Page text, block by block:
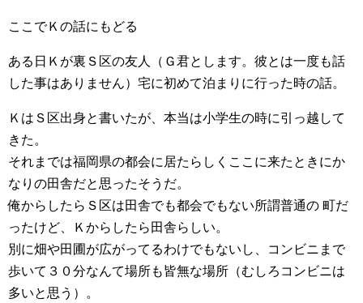
ここでＫの話にもどる
ある日Ｋが裏Ｓ区の友人（Ｇ君とします。彼とは一度も話
した事はありません）宅に初めて泊まりに行った時の話。
ＫはＳ区出身と書いたが、本当は小学生の時に引っ越して
きた。
それまでは福岡県の都会に居たらしくここに来たときにか
なりの田舎だと思ったそうだ。
俺からしたらＳ区は田舎でも都会でもない所謂普通の 町だ
ったけど、Ｋからしたら田舎らしい。
別に畑や田圃が広がってるわけでもないし、コンビニまで
歩いて３０分なんて場所も皆無な場所（むしろコンビニは
多いと思う）。